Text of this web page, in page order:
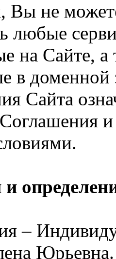
Вы не
любые
на Сайте,
в доменной
Сайта
–
Юрьевна.